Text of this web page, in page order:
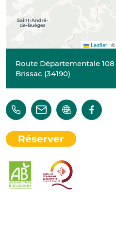
Leaflet | ©
Route Départementale 108
Brissac (34190)
Réserver